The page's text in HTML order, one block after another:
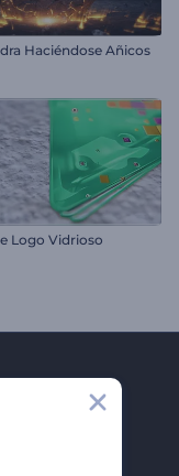
Haciéndose Añicos
Logo Vidrioso